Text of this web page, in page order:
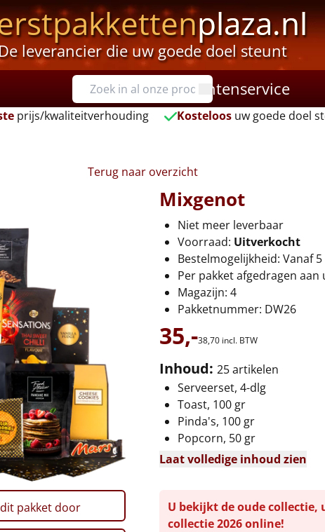
plaza.nl
De leverancier die uw goede doel steunt
Klantenservice
prijs/kwaliteitverhouding Kosteloos uw goede doel
Terug naar overzicht
Mixgenot
Niet meer leverbaar
Voorraad: Uitverkocht
Bestelmogelijkheid: Vanaf
Per pakket afgedragen aan
Magazijn: 4
Pakketnummer: DW26
35,-38,70 incl. BTW
Inhoud: 25 artikelen
Serveerset, 4-dlg
Toast, 100 gr
Pinda's, 100 gr
Popcorn, 50 gr
Laat volledige inhoud zien
pakket door
U bekijkt de oude
collectie 2026 online!